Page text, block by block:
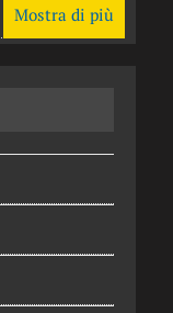
Mostra di più